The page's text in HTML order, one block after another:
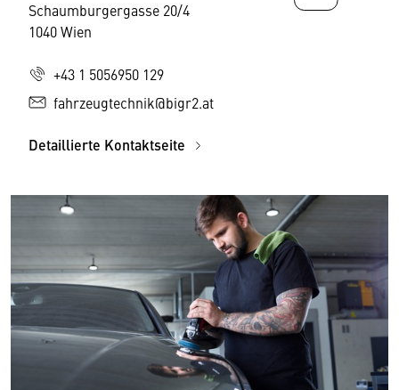
Schaumburgergasse 20/4
1040 Wien
+43 1 5056950 129
fahrzeugtechnik@bigr2.at
Detaillierte Kontaktseite